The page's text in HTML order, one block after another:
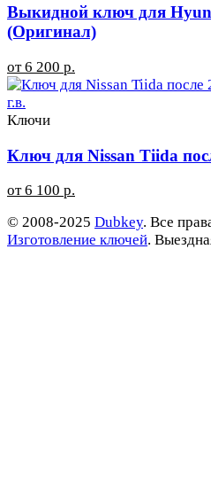
Выкидной ключ для
(Оригинал)
от 6 200 р.
Ключи
Ключ для Nissan Tiida
от 6 100 р.
© 2008-2025 Dubkey. Все
Изготовление ключей.